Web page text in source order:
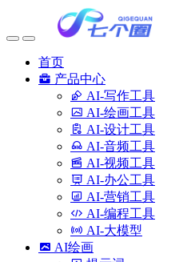
首页
产品中心
AI-写作工具
AI-绘画工具
AI-设计工具
AI-音频工具
AI-视频工具
AI-办公工具
AI-营销工具
AI-编程工具
AI-大模型
AI绘画